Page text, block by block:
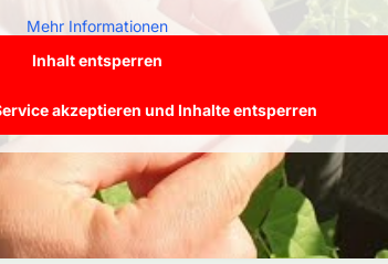
Mehr Informationen
Inhalt entsperren
akzeptieren und Inhalte entsperren